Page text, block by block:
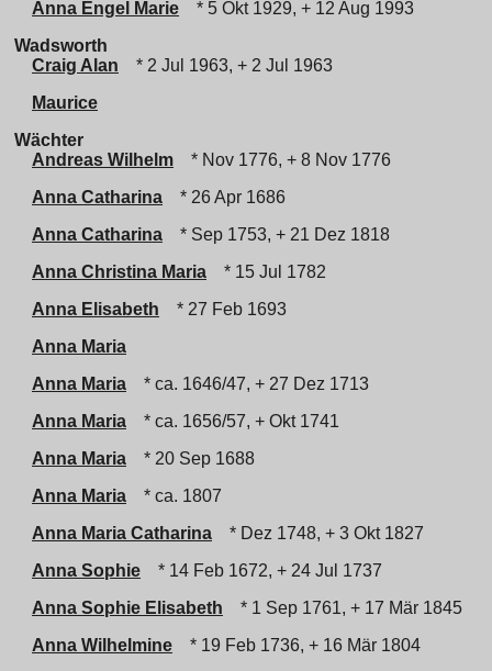
Anna Engel Marie
* 5 Okt 1929, + 12 Aug 1993
Wadsworth
Craig Alan
* 2 Jul 1963, + 2 Jul 1963
Maurice
Wächter
Andreas Wilhelm
* Nov 1776, + 8 Nov 1776
Anna Catharina
* 26 Apr 1686
Anna Catharina
* Sep 1753, + 21 Dez 1818
Anna Christina Maria
* 15 Jul 1782
Anna Elisabeth
* 27 Feb 1693
Anna Maria
Anna Maria
* ca. 1646/47, + 27 Dez 1713
Anna Maria
* ca. 1656/57, + Okt 1741
Anna Maria
* 20 Sep 1688
Anna Maria
* ca. 1807
Anna Maria Catharina
* Dez 1748, + 3 Okt 1827
Anna Sophie
* 14 Feb 1672, + 24 Jul 1737
Anna Sophie Elisabeth
* 1 Sep 1761, + 17 Mär 1845
Anna Wilhelmine
* 19 Feb 1736, + 16 Mär 1804